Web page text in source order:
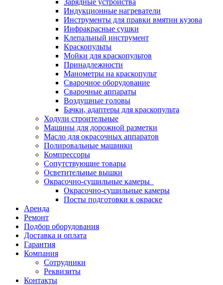
Зарядные устройства
Индукционные нагреватели
Инструменты для правки вмятин кузова
Инфракрасные сушки
Клепальный инструмент
Краскопульты
Мойки для краскопультов
Принадлежности
Манометры на краскопульт
Сварочное оборудование
Сварочные аппараты
Воздушные головы
Бачки, адаптеры для краскопульта
Ходули строительные
Машины для дорожной разметки
Масло для окрасочных аппаратов
Полировальные машинки
Компрессоры
Сопутствующие товары
Осветительные вышки
Окрасочно-сушильные камеры
Окрасочно-сушильные камеры
Посты подготовки к окраске
Аренда
Ремонт
Подбор оборудования
Доставка и оплата
Гарантия
Компания
Сотрудники
Реквизиты
Контакты